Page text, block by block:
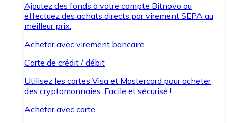
Ajoutez des fonds à votre compte Bitnovo ou
effectuez des achats directs par virement SEPA au
meilleur prix.
Acheter avec virement bancaire
Carte de crédit / débit
Utilisez les cartes Visa et Mastercard pour acheter
des cryptomonnaies. Facile et sécurisé !
Acheter avec carte